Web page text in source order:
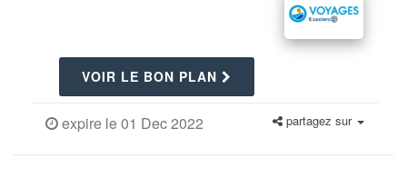
VOIR LE BON PLAN
expire le 01 Dec 2022 partagez sur